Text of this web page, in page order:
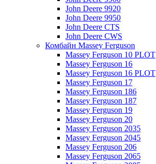
John Deere 9920
John Deere 9950
John Deere CTS
John Deere CWS
Комбайн Massey Ferguson
Massey Ferguson 10 PLOT
Massey Ferguson 16
Massey Ferguson 16 PLOT
Massey Ferguson 17
Massey Ferguson 186
Massey Ferguson 187
Massey Ferguson 19
Massey Ferguson 20
Massey Ferguson 2035
Massey Ferguson 2045
Massey Ferguson 206
Massey Ferguson 2065